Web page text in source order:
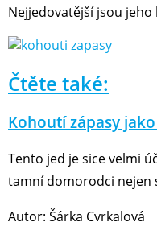
Nejjedovatější jsou
Čtěte také:
Kohoutí zápasy
Tento jed je sice velmi
tamní domorodci nejen
Autor: Šárka Cvrkalová